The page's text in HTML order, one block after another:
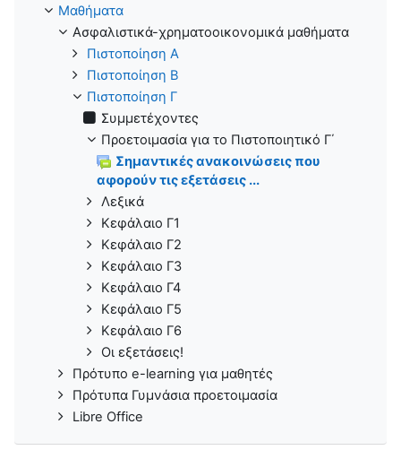
Μαθήματα
Ασφαλιστικά-χρηματοοικονομικά μαθήματα
Πιστοποίηση Α
Πιστοποίηση B
Πιστοποίηση Γ
Συμμετέχοντες
Προετοιμασία για το Πιστοποιητικό Γ΄
Σημαντικές ανακοινώσεις που
αφορούν τις εξετάσεις ...
Λεξικά
Κεφάλαιο Γ1
Κεφάλαιο Γ2
Κεφάλαιο Γ3
Κεφάλαιο Γ4
Κεφάλαιο Γ5
Κεφάλαιο Γ6
Οι εξετάσεις!
Πρότυπο e-learning για μαθητές
Πρότυπα Γυμνάσια προετοιμασία
Libre Office